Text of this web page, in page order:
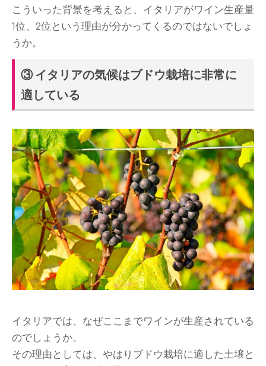
こういった背景を考えると、イタリアがワイン生産量
1位、2位という理由が分かってくるのではないでしょ
うか。
③ イタリアの気候はブドウ栽培に非常に
適している
イタリアでは、なぜここまでワインが生産されている
のでしょうか。
その理由としては、やはりブドウ栽培に適した土壌と